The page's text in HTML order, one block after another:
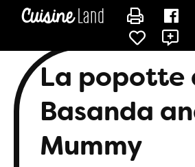
La popotte
Basanda
Mummy
CONTACTER